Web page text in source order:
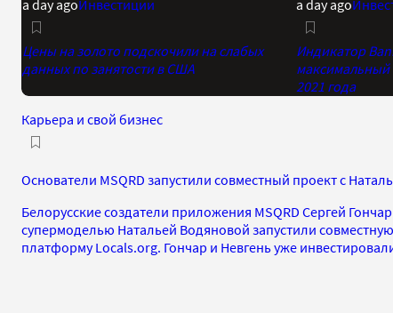
a day agoИнвестиции
Цены на золото подскочили на слабых
данных по занятости в США
a day ago
Индикатор
максимальный
2021 года
Карьера и свой бизнес
Основатели MSQRD запустили совместный проект с
Белорусские создатели приложения MSQRD Сергей
супермоделью Натальей Водяновой запустили
платформу Locals.org. Гончар и Невгень уже